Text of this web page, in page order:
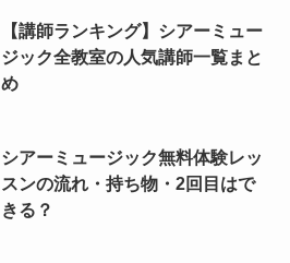
【講師ランキング】シアーミュー
ジック全教室の人気講師一覧まと
め
シアーミュージック無料体験レッ
スンの流れ・持ち物・2回目はで
きる？